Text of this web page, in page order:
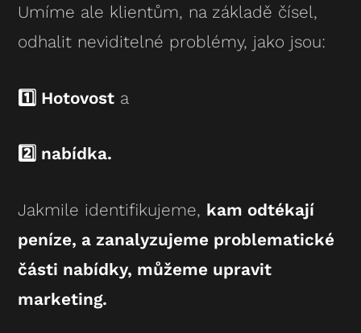
Umíme ale klientům, na základě čísel,
odhalit neviditelné problémy, jako jsou:
1️⃣ Hotovost a
2️⃣ nabídka.
Jakmile identifikujeme, kam odtékají
peníze, a zanalyzujeme problematické
části nabídky, můžeme upravit
marketing.